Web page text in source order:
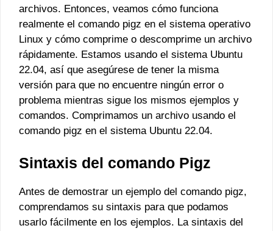
archivos. Entonces, veamos cómo funciona
realmente el comando pigz en el sistema operativo
Linux y cómo comprime o descomprime un archivo
rápidamente. Estamos usando el sistema Ubuntu
22.04, así que asegúrese de tener la misma
versión para que no encuentre ningún error o
problema mientras sigue los mismos ejemplos y
comandos. Comprimamos un archivo usando el
comando pigz en el sistema Ubuntu 22.04.
Sintaxis del comando Pigz
Antes de demostrar un ejemplo del comando pigz,
comprendamos su sintaxis para que podamos
usarlo fácilmente en los ejemplos. La sintaxis del